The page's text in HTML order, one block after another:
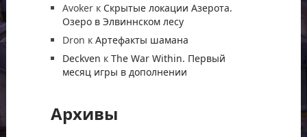
Avokerк Скрытые локации Азерота.
Озеро в Элвиннском лесу
Dron к Артефакты шамана
Deckven к The War Within. Первый
месяц игры в дополнении
Архивы